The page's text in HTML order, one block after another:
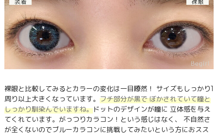
裸眼と比較してみるとカラーの変化は一目瞭然！ サイズもしっかり1
周り以上大きくなっています。 フチ部分が黒で ぼかされていて瞳と
しっかり馴染んでいますね。ドットのデザインが瞳に 立体感を与え
てくれています。がっつりカラコン！という感じはなく、 不自然さ
が全くないのでブルーカラコンに挑戦してみたいという方におスス